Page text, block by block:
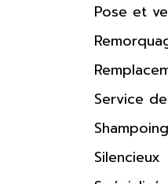
Pose et
Service
Silencieux